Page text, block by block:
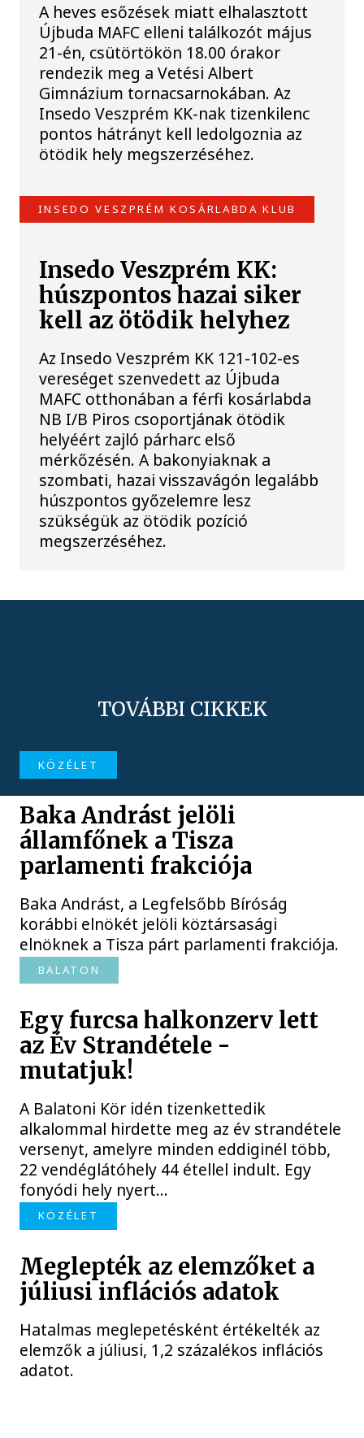
A heves esőzések miatt elhalasztott
Újbuda MAFC elleni találkozót május
21-én, csütörtökön 18.00 órakor
rendezik meg a Vetési Albert
Gimnázium tornacsarnokában. Az
Insedo Veszprém KK-nak tizenkilenc
pontos hátrányt kell ledolgoznia az
ötödik hely megszerzéséhez.
INSEDO VESZPRÉM KOSÁRLABDA KLUB
Insedo Veszprém KK:
húszpontos hazai siker
kell az ötödik helyhez
Az Insedo Veszprém KK 121-102-es
vereséget szenvedett az Újbuda
MAFC otthonában a férfi kosárlabda
NB I/B Piros csoportjának ötödik
helyéért zajló párharc első
mérkőzésén. A bakonyiaknak a
szombati, hazai visszavágón legalább
húszpontos győzelemre lesz
szükségük az ötödik pozíció
megszerzéséhez.
TOVÁBBI CIKKEK
KÖZÉLET
Baka Andrást jelöli
államfőnek a Tisza
parlamenti frakciója
Baka Andrást, a Legfelsőbb Bíróság
korábbi elnökét jelöli köztársasági
elnöknek a Tisza párt parlamenti frakciója.
BALATON
Egy furcsa halkonzerv lett
az Év Strandétele -
mutatjuk!
A Balatoni Kör idén tizenkettedik
alkalommal hirdette meg az év strandétele
versenyt, amelyre minden eddiginél több,
22 vendéglátóhely 44 étellel indult. Egy
fonyódi hely nyert...
KÖZÉLET
Meglepték az elemzőket a
júliusi inflációs adatok
Hatalmas meglepetésként értékelték az
elemzők a júliusi, 1,2 százalékos inflációs
adatot.